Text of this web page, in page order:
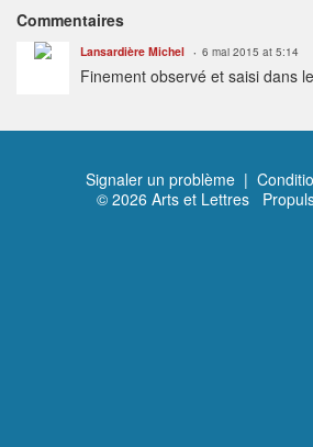
Commentaires
Lansardière Michel 6 mai 2015 at 5:14
Finement observé et saisi dans
Signaler un problème |
© 2026 Arts et Lettres